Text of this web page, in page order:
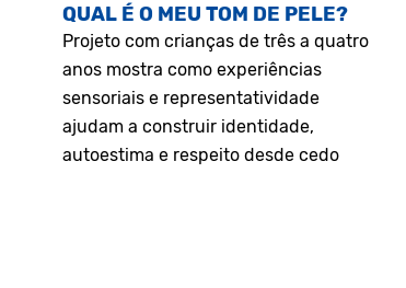
QUAL É O MEU TOM DE PELE?
Projeto com crianças de três a quatro
anos mostra como experiências
sensoriais e representatividade
ajudam a construir identidade,
autoestima e respeito desde cedo